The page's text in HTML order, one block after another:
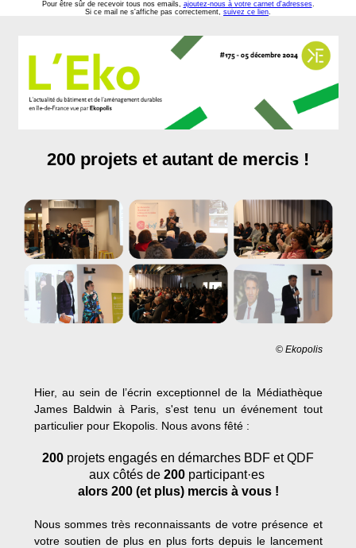
Pour être sûr de recevoir tous nos emails, ajoutez-nous à votre carnet d'adresses.
Si ce mail ne s'affiche pas correctement, suivez ce lien.
200 projets et autant de mercis !
© Ekopolis
Hier, au sein de l’écrin exceptionnel de la Médiathèque
James Baldwin à Paris, s'est tenu un événement tout
particulier pour Ekopolis. Nous avons fêté :
200 projets engagés en démarches BDF et QDF
aux côtés de 200participant·es
alors 200 (et plus) mercis à vous !
Nous sommes très reconnaissants de votre présence et
votre soutien de plus en plus forts depuis le lancement